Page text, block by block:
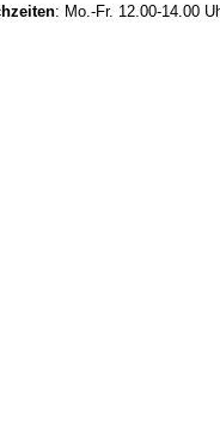
: Mo.-Fr. 12.00-14.00